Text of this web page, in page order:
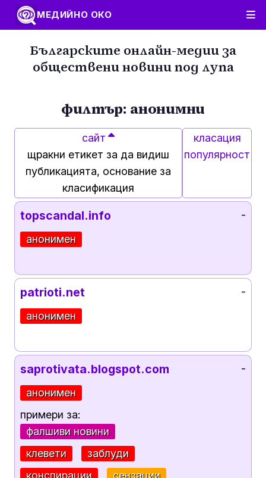
МЕДИЙНО ОКО
Българските онлайн-медии за
обществени новини под лупа
филтър: анонимни
сайт
щракни етикет за да видиш
публикацията, основание за
класификация
класация
популярност
topscandal.info
анонимен
-
patrioti.net
анонимен
-
saprotivata.blogspot.com
анонимен
примери за:
фалшиви новини
клевети
заблуди
конспирации
сензации
-